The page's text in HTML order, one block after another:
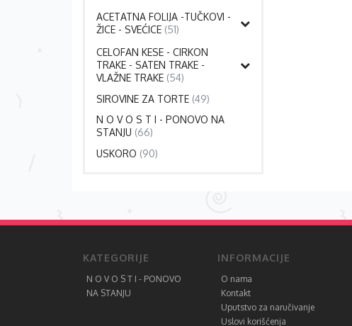
ACETATNA FOLIJA -TUČKOVI -
ŽICE - SVEĆICE (51)
CELOFAN KESE - CIRKON
TRAKE - SATEN TRAKE -
VLAŽNE TRAKE (54)
SIROVINE ZA TORTE (49)
N O V O S T I - PONOVO NA
STANJU (66)
USKORO (90)
KATEGORIJE
N O V O S T I - PONOVO
NA STANJU
INFORMACIJE
O nama
Kontakt
Uputstvo za naručivanje
Uslovi korišćenja